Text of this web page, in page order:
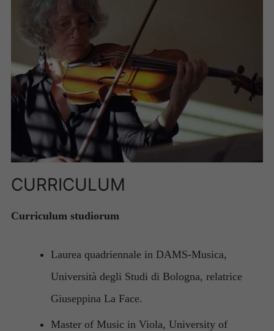
CURRICULUM
Curriculum studiorum
Laurea quadriennale in DAMS-Musica,
Università degli Studi di Bologna, relatrice
Giuseppina La Face.
Master of Music in Viola, University of